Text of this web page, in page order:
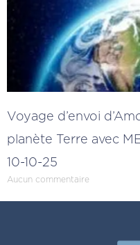
Voyage d’envoi
planète Terre avec
10-10-25
Aucun commentaire